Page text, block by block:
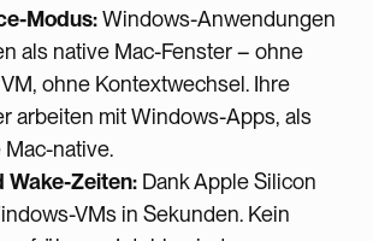
Modus:Windows-Anwendungen
als native Mac-Fenster – ohne
ohne Kontextwechsel. Ihre
arbeiten mit Windows-Apps, als
native.
Wake-Zeiten: Dank Apple Silicon
VMs in Sekunden. Kein